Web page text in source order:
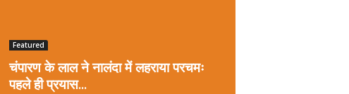
Featured
चंपारण के लाल ने नालंदा में लहराया परचमः
पहले ही प्रयास...